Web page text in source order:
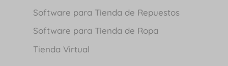
Software para Tienda de Repuestos
Software para Tienda de Ropa
Tienda Virtual